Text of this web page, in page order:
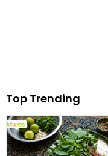
Top Trending